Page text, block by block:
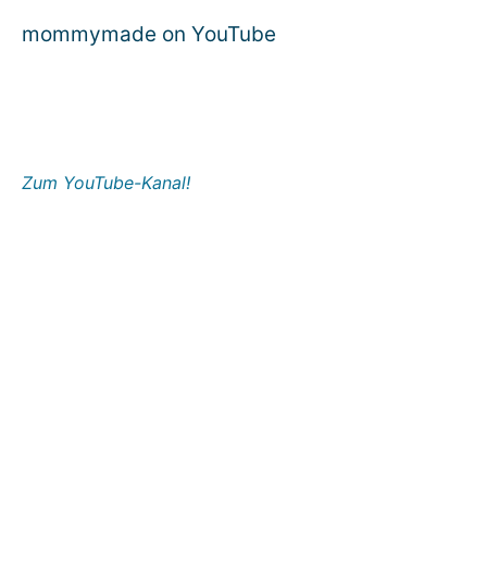
mommymade on YouTube
Zum YouTube-Kanal!